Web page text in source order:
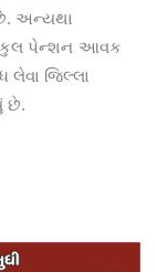
અન્યથા
કુલ પેન્શન આવક
જિલ્લા
છે.